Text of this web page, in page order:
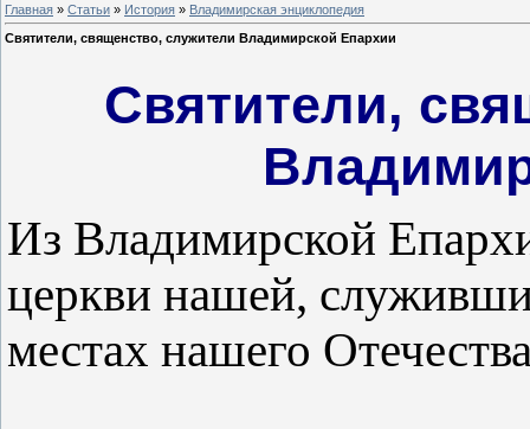
Главная » Статьи » История » Владимирская энциклопедия
Святители, священство, служители Владимирской Епархии
Святители,
Из Владимирской
церкви нашей,
местах нашего